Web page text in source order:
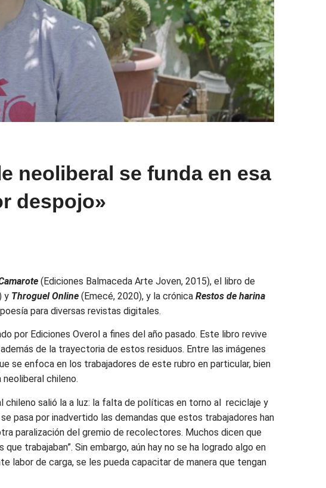
neoliberal se funda en esa
despojo»
(Ediciones Balmaceda Arte Joven, 2015), el libro de
y Throguel Online(Emecé, 2020), y la crónicaRestos de harina
para diversas revistas digitales.
por Ediciones Overol a fines del año pasado. Este libro revive
de la trayectoria de estos residuos. Entre las imágenes
se enfoca en los trabajadores de este rubro en particular, bien
chileno.
salió la a luz: la falta de políticas en torno al reciclaje y
pasa por inadvertido las demandas que estos trabajadores han
paralización del gremio de recolectores. Muchos dicen que
trabajaban”. Sin embargo, aún hay no se ha logrado algo en
labor de carga, se les pueda capacitar de manera que tengan